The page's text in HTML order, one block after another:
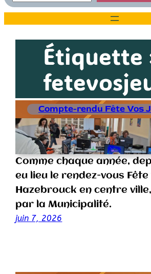
Étiquette
Compte-rendu Fête Vos
Comme chaque année,
eu lieu le rendez-vous Fête
Hazebrouck en centre
par la Municipalité.
juin 7, 2026